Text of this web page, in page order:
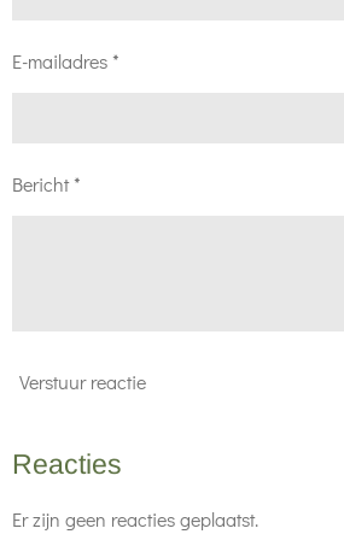
E-mailadres *
Bericht *
Verstuur reactie
Reacties
Er zijn geen reacties geplaatst.